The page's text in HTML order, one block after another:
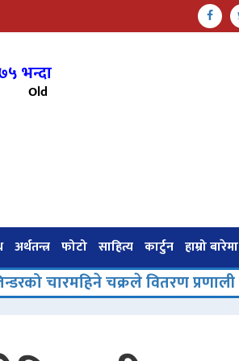
भन्दा
Old
अर्थतन्त्र फोटो साहित्य कार्टुन हाम्रो बारेमा
चक्रले वितरण प्रणाली अस्तव्यस्त |